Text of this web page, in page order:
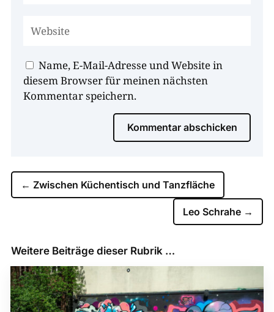
Name, E-Mail-Adresse und Website in
diesem Browser für meinen nächsten
Kommentar speichern.
Kommentar abschicken
← Zwischen Küchentisch und Tanzfläche
Leo Schrahe →
Weitere Beiträge dieser Rubrik …